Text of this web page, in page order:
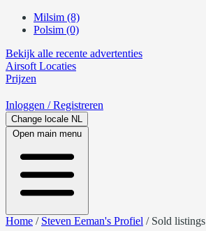
Milsim (8)
Polsim (0)
Bekijk alle recente advertenties
Airsoft Locaties
Prijzen
Inloggen / Registreren
Change locale NL
Open main menu
Home / Steven Eeman's Profiel / Sold listings